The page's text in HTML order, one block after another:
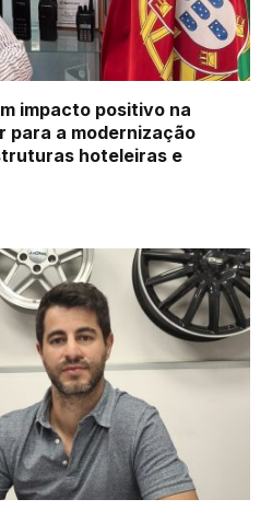
impacto positivo na
para a modernização
hoteleiras e